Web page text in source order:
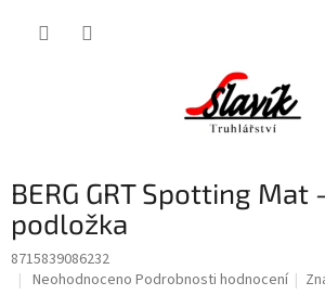
BERG GRT Spotting
podložka
8715839086232
Průměrné
Neohodnoceno Podrobnosti hodnocení